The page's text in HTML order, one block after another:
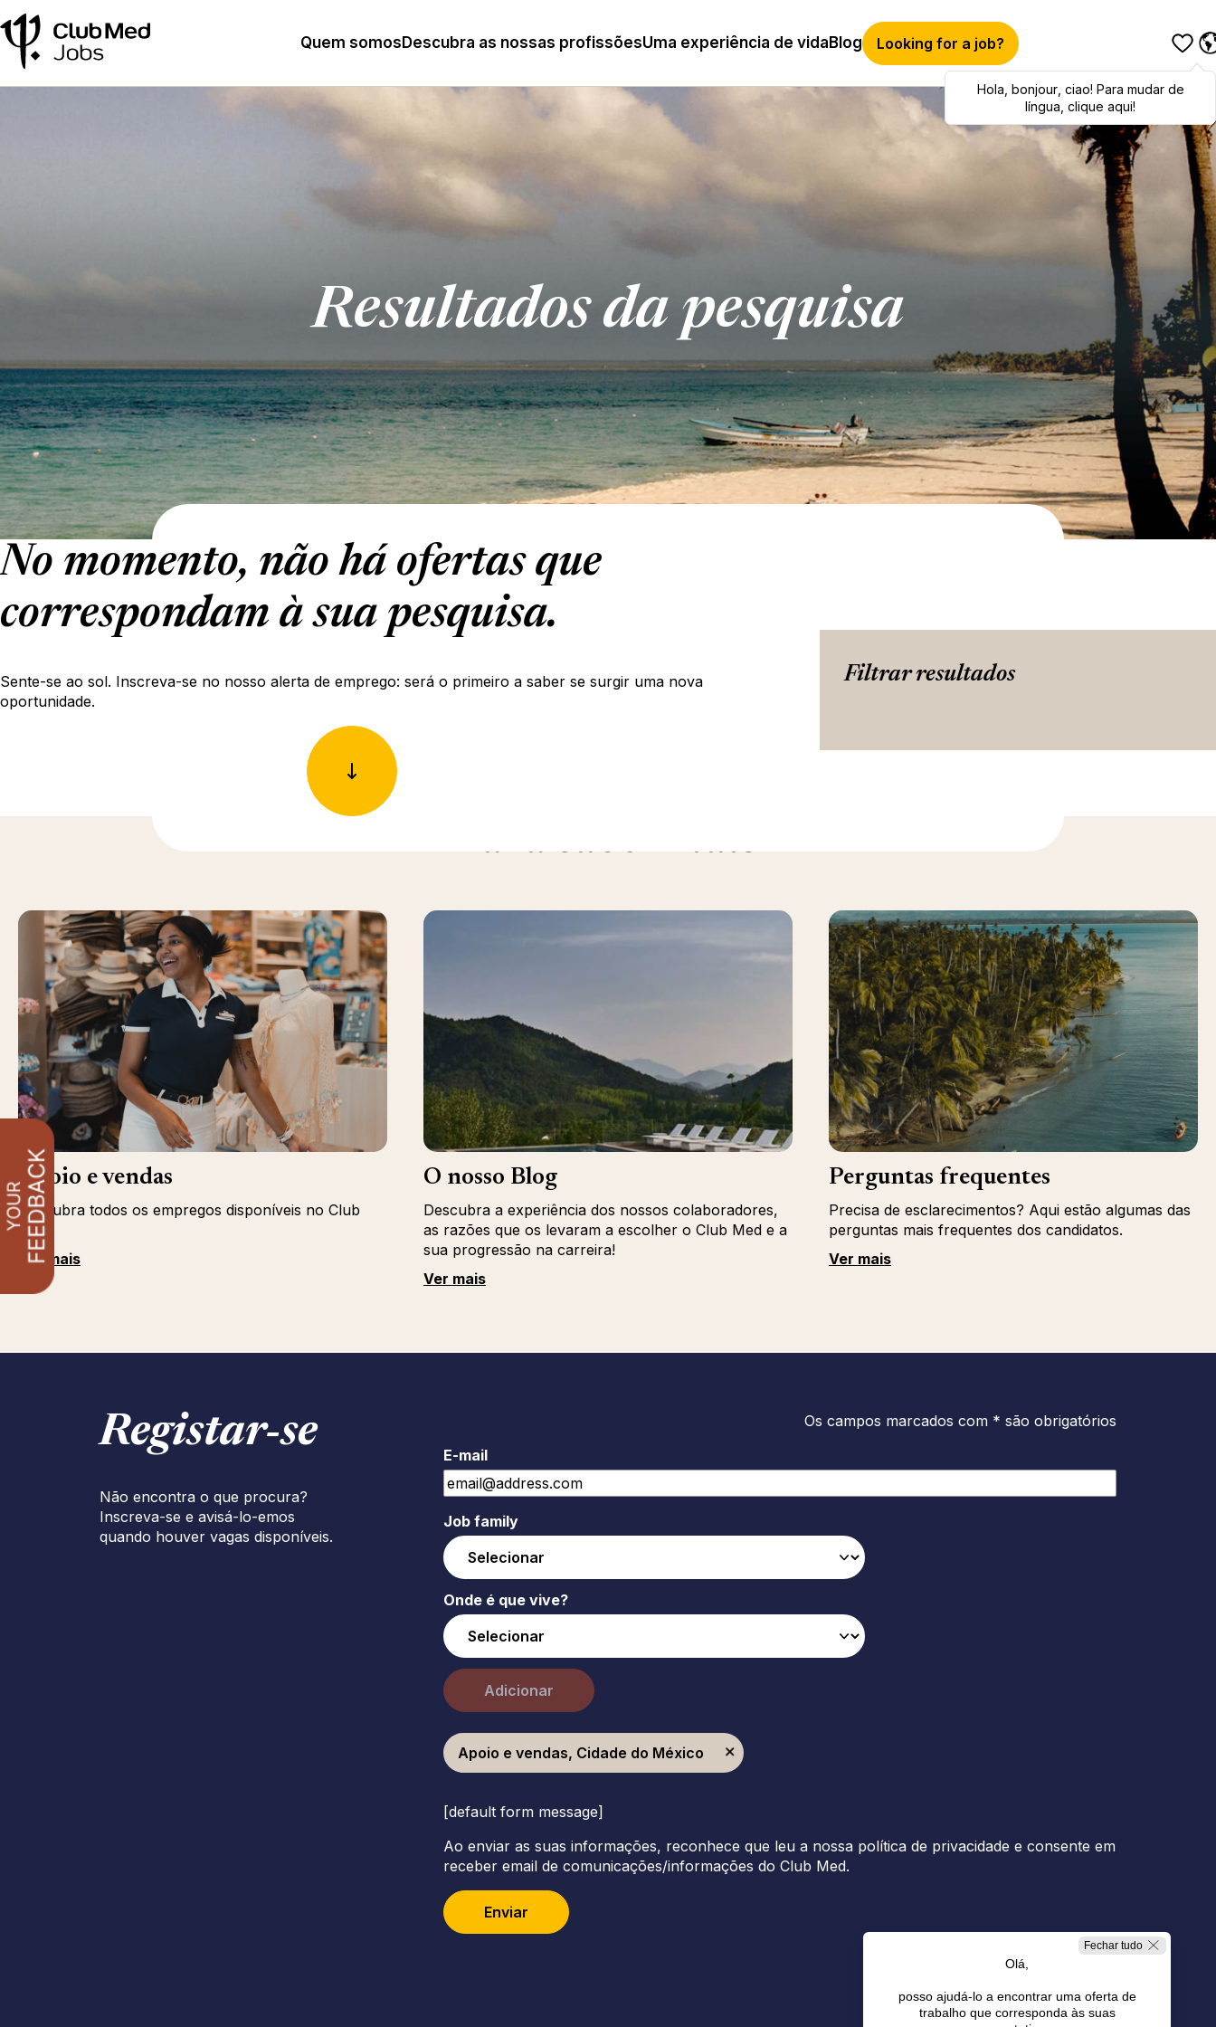
Quem somos Descubra as nossas profissõesUma experiência de vida Blog Looking for a job?
Hola,bonjour,ciao! To switch
languages, click here!
Hola bonjour, ciao! Para mudar de
língua, clique aqui!
Resultados da pesquisa
No momento, não há ofertas que
correspondam à sua pesquisa.
Sente-se ao sol. Inscreva-se no nosso alerta de emprego: será o primeiro a saber se surgir uma nova
oportunidade.
Filtrar resultados
Para saber mais
Apoio e vendas
Descubra todos os empregos disponíveis no Club
Med
Ver mais
O nosso Blog
Descubra a experiência dos nossos colaboradores,
as razões que os levaram a escolher o Club Med e a
sua progressão na carreira!
Ver mais
Perguntas frequentes
Precisa de esclarecimentos? Aqui estão algumas das
perguntas mais frequentes dos candidatos.
Ver mais
Registar‑se
Não encontra o que procura?
Inscreva-se e avisá-lo-emos
quando houver vagas disponíveis.
Os campos marcados com * são obrigatórios
E-mail
Job family
Onde é que vive?
Adicionar
Apoio e vendas, Cidade do México
[default form message]
Ao enviar as suas informações, reconhece que leu a nossa política de privacidade e consente em
receber email de comunicações/informações do Club Med.
Enviar
Fechar tudo
Olá,
posso ajudá-lo a encontrar uma oferta de
trabalho que corresponda às suas